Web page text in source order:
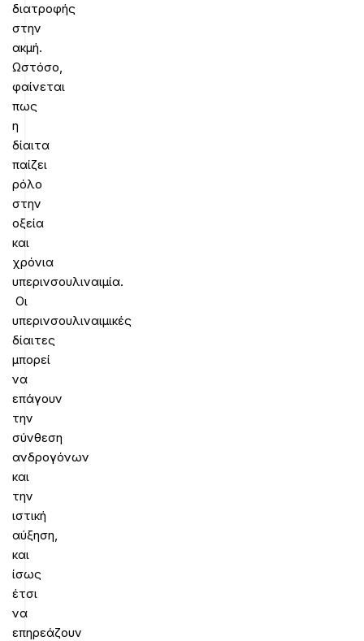
διατροφής
στην
ακμή.
Ωστόσο,
φαίνεται
πως
η
δίαιτα
παίζει
ρόλο
στην
οξεία
και
χρόνια
υπερινσουλιναιμία.
Οι
υπερινσουλιναιμικές
δίαιτες
μπορεί
να
επάγουν
την
σύνθεση
ανδρογόνων
και
την
ιστική
αύξηση,
και
ίσως
έτσι
να
επηρεάζουν